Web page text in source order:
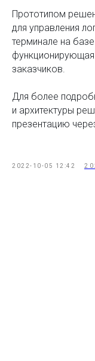
Прототипом
для управления
терминале на
заказчиков.
Для более
и архитектуры
презентацию
2022-10-05 12:42